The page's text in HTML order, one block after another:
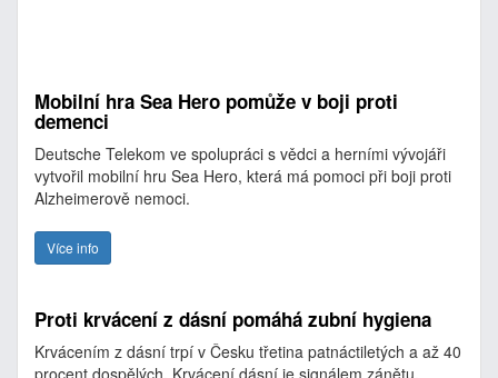
Mobilní hra Sea Hero pomůže v boji proti
demenci
Deutsche Telekom ve spolupráci s vědci a herními vývojáři
vytvořil mobilní hru Sea Hero, která má pomoci při boji proti
Alzheimerově nemoci.
Více info
Proti krvácení z dásní pomáhá zubní hygiena
Krvácením z dásní trpí v Česku třetina patnáctiletých a až 40
procent dospělých. Krvácení dásní je signálem zánětu,